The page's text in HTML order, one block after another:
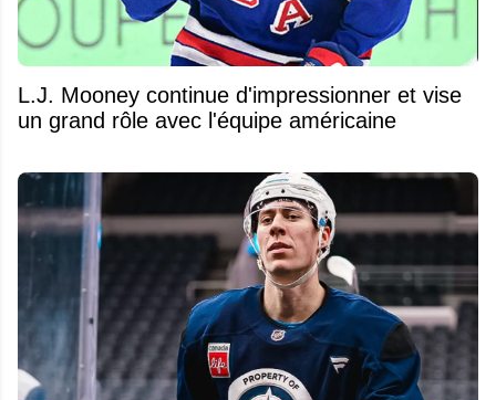
L.J. Mooney continue d'impressionner et vise
un grand rôle avec l'équipe américaine